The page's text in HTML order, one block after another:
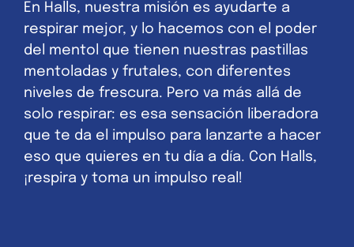
En Halls, nuestra misión es ayudarte a
respirar mejor, y lo hacemos con el poder
del mentol que tienen nuestras pastillas
mentoladas y frutales, con diferentes
niveles de frescura. Pero va más allá de
solo respirar: es esa sensación liberadora
que te da el impulso para lanzarte a hacer
eso que quieres en tu día a día. Con Halls,
¡respira y toma un impulso real!